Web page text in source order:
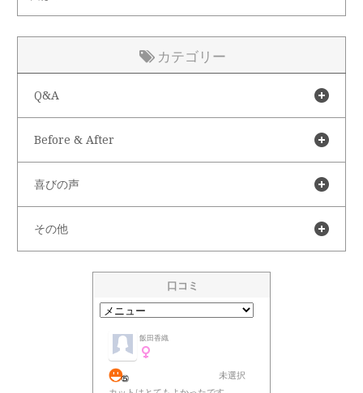
カテゴリー
Q&A
Before & After
喜びの声
その他